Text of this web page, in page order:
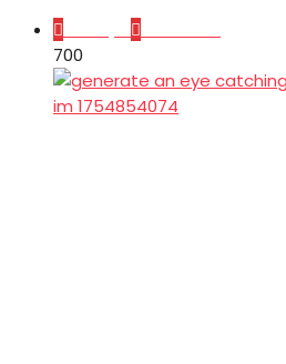
700